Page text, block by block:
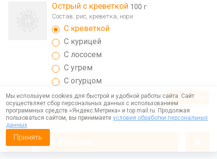
Острый с креветкой 100 г
Состав: рис, креветка, нори
С креветкой
С курицей
С лососем
С угрем
С огурцом
309 руб.
в корзину
Классический с курицей 90 г
Мы используем cookies для быстрой и удобной работы сайта. Сайт
осуществляет сбор персональных данных с использованием
программных средств «Яндекс.Метрика» и top.mail.ru. Продолжая
пользоваться сайтом, вы принимаете условия обработки персональных
данных
Принять